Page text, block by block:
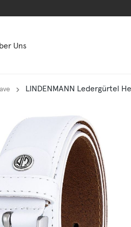
Uns
LINDENMANN Ledergürtel